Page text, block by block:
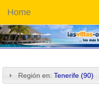
Home
Región en: Tenerife (90)